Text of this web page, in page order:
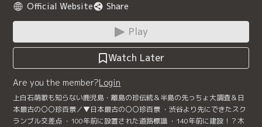
Official Website Share
Play
Watch Later
Are you the member?Login
上白石萌歌も知らない鹿児島・離島の珍伝統＆半島の先っちょ大調査＆日
本最古の〇〇珍百景／▼日本最古の〇〇珍百景 ・渋谷より先にできたスク
ランブル交差点 ・100年前に設置された道路標識 ・140年前に建設！？木